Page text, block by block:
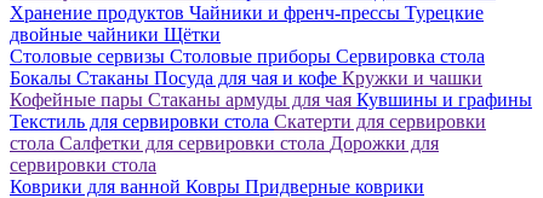
Хранение продуктов Чайники и френч-прессы Турецкие
двойные чайники Щётки
Столовые сервизы Столовые приборы Сервировка стола
Бокалы Стаканы Посуда для чая и кофе Кружки и чашки
Кофейные пары Стаканы армуды для чая Кувшины и графины
Текстиль для сервировки стола Скатерти для сервировки
стола Салфетки для сервировки стола Дорожки для
сервировки стола
Коврики для ванной Ковры Придверные коврики